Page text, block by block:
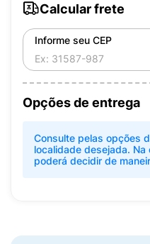
Calcular frete
Informe seu CEP
Opções de entrega
Consulte pelas opções
localidade desejada.
poderá decidir de